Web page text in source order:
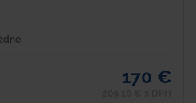
170 €